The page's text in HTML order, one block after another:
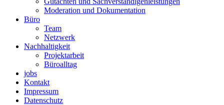
Moderation und Dokumentation
Büro
Team
Netzwerk
Nachhaltigkeit
Projektarbeit
Büroalltag
jobs
Kontakt
Impressum
Datenschutz